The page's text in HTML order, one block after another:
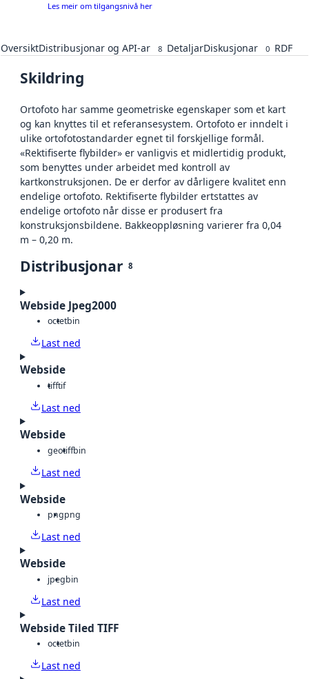
Les meir om tilgangsnivå her
OversiktDistribusjonar og API-ar 8 DetaljarDiskusjonar 0 RDF
Skildring
Ortofoto har samme geometriske egenskaper som et kart
og kan knyttes til et referansesystem. Ortofoto er inndelt i
ulike ortofotostandarder egnet til forskjellige formål.
«Rektifiserte flybilder» er vanligvis et midlertidig produkt,
som benyttes under arbeidet med kontroll av
kartkonstruksjonen. De er derfor av dårligere kvalitet enn
endelige ortofoto. Rektifiserte flybilder ertstattes av
endelige ortofoto når disse er produsert fra
konstruksjonsbildene. Bakkeoppløsning varierer fra 0,04
m – 0,20 m.
Distribusjonar 8
Webside Jpeg2000
octetbin
Last ned
Webside
tifftif
Last ned
Webside
geotiffbin
Last ned
Webside
pngpng
Last ned
Webside
jpegbin
Last ned
Webside Tiled TIFF
octetbin
Last ned